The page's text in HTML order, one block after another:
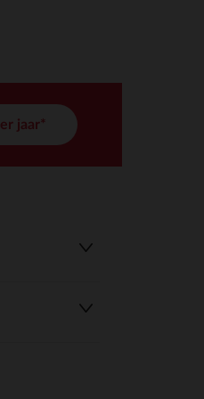
en zorgt ervoor dat aan
jaar*